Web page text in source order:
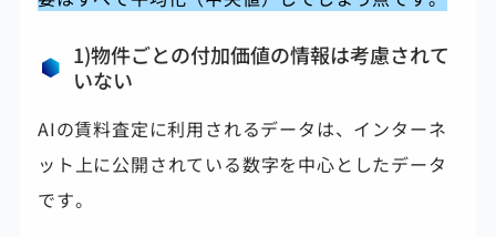
1)物件ごとの付加価値の情報は考慮されて
いない
AIの賃料査定に利用されるデータは、インターネ
ット上に公開されている数字を中心としたデータ
です。